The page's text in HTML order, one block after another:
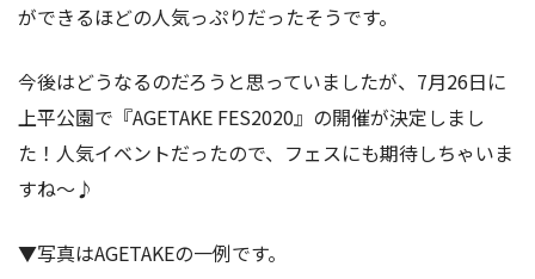
ができるほどの人気っぷりだったそうです。
今後はどうなるのだろうと思っていましたが、7月26日に
上平公園で『AGETAKE FES2020』の開催が決定しまし
た！人気イベントだったので、フェスにも期待しちゃいま
すね〜♪
▼写真はAGETAKEの一例です。